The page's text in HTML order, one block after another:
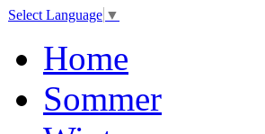
Select Language ▼
Home
Sommer